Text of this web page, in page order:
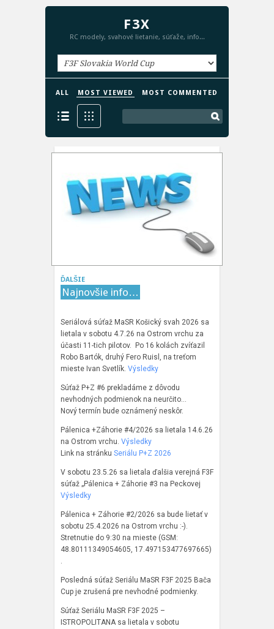
F3X
RC modely, svahové lietanie, súťaže, info...
ALL MOST VIEWED MOST COMMENTED
ĎALŠIE
Najnovšie info…
Seriálová súťaž MaSR Košický svah 2026 sa
lietala v sobotu 4.7.26 na Ostrom vrchu za
účasti 11-tich pilotov. Po 16 kolách zvíťazil
Robo Bartók, druhý Fero Ruisl, na treťom
mieste Ivan Svetlík. Výsledky
Súťaž P+Z #6 prekladáme z dôvodu
nevhodných podmienok na neurčito…
Nový termín bude oznámený neskôr.
Pálenica +Záhorie #4/2026 sa lietala 14.6.26
na Ostrom vrchu. Výsledky
Link na stránku Seriálu P+Z 2026
V sobotu 23.5.26 sa lietala ďalšia verejná F3F
súťaž „Pálenica + Záhorie #3 na Peckovej
Výsledky
Pálenica + Záhorie #2/2026 sa bude lietať v
sobotu 25.4.2026 na Ostrom vrchu :-).
Stretnutie do 9:30 na mieste (GSM:
48.80111349054605, 17.497153477697665)
.
Posledná súťaž Seriálu MaSR F3F 2025 Bača
Cup je zrušená pre nevhodné podmienky.
Súťaž Seriálu MaSR F3F 2025 –
ISTROPOLITANA sa lietala v sobotu